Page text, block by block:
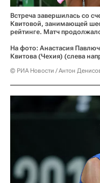
Встреча завершилась со
Квитовой, занимающей
рейтинге. Матч
На фото: Анастасия
Квитова (Чехия) (слева
© РИА Новости / Антон